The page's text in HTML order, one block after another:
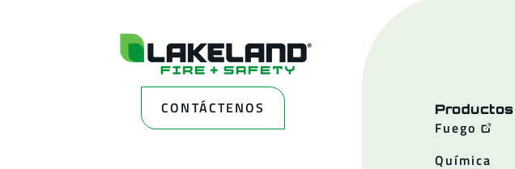
CONTÁCTENOS Productos
Fuego
Química